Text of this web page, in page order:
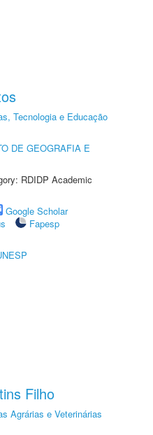
Tecnologia e Educação
DE GEOGRAFIA E
RDIDP Academic
Google Scholar
Fapesp
Filho
Agrárias e Veterinárias